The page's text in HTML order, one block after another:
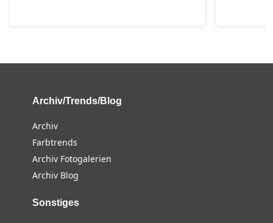
Archiv/Trends/Blog
Archiv
Farbtrends
Archiv Fotogalerien
Archiv Blog
Sonstiges